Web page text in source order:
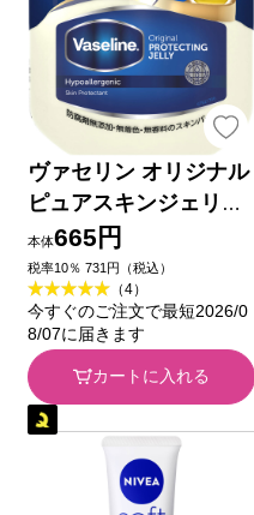
ヴァセリン オリジナル
ピュアスキンジェリー
２００Ｇ ユニリーバ・
ジャパン
本体665円
税率10％ 731円（税込）
（4）
今すぐのご注文で最短2026/0
8/07に届きます
カートに入れる